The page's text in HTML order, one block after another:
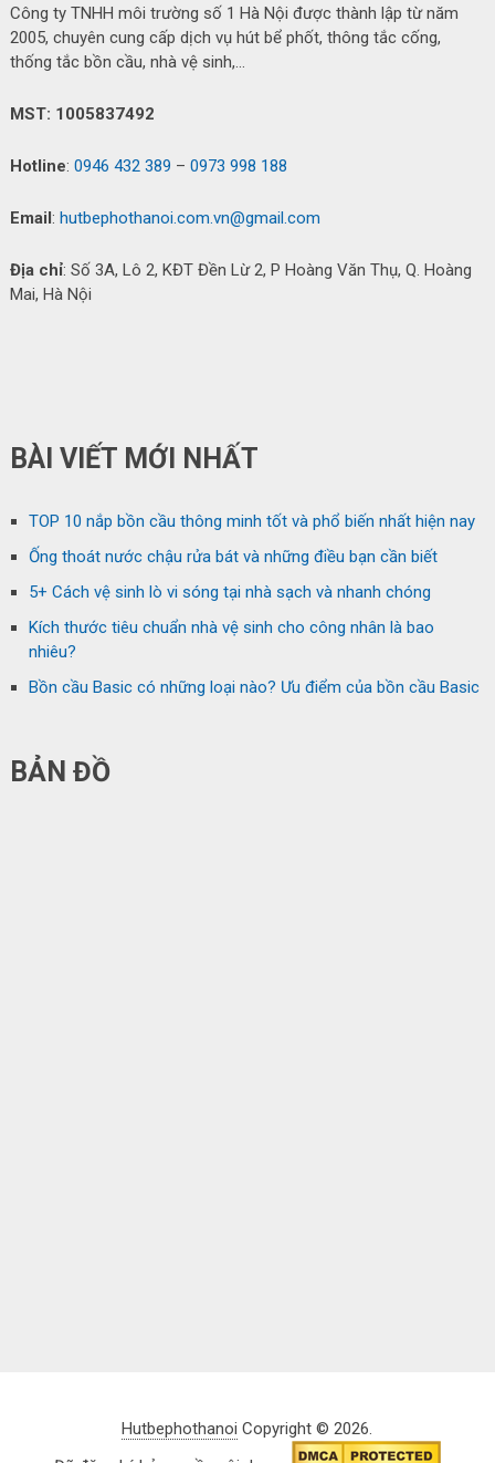
Công ty TNHH môi trường số 1 Hà Nội được thành lập từ năm
2005, chuyên cung cấp dịch vụ hút bể phốt, thông tắc cống,
thống tắc bồn cầu, nhà vệ sinh,…
MST: 1005837492
Hotline: 0946 432 389 – 0973 998 188
Email: hutbephothanoi.com.vn@gmail.com
Địa chỉ: Số 3A, Lô 2, KĐT Đền Lừ 2, P Hoàng Văn Thụ, Q. Hoàng
Mai, Hà Nội
BÀI VIẾT MỚI NHẤT
TOP 10 nắp bồn cầu thông minh tốt và phổ biến nhất hiện nay
Ống thoát nước chậu rửa bát và những điều bạn cần biết
5+ Cách vệ sinh lò vi sóng tại nhà sạch và nhanh chóng
Kích thước tiêu chuẩn nhà vệ sinh cho công nhân là bao
nhiêu?
Bồn cầu Basic có những loại nào? Ưu điểm của bồn cầu Basic
BẢN ĐỒ
Hutbephothanoi Copyright © 2026.